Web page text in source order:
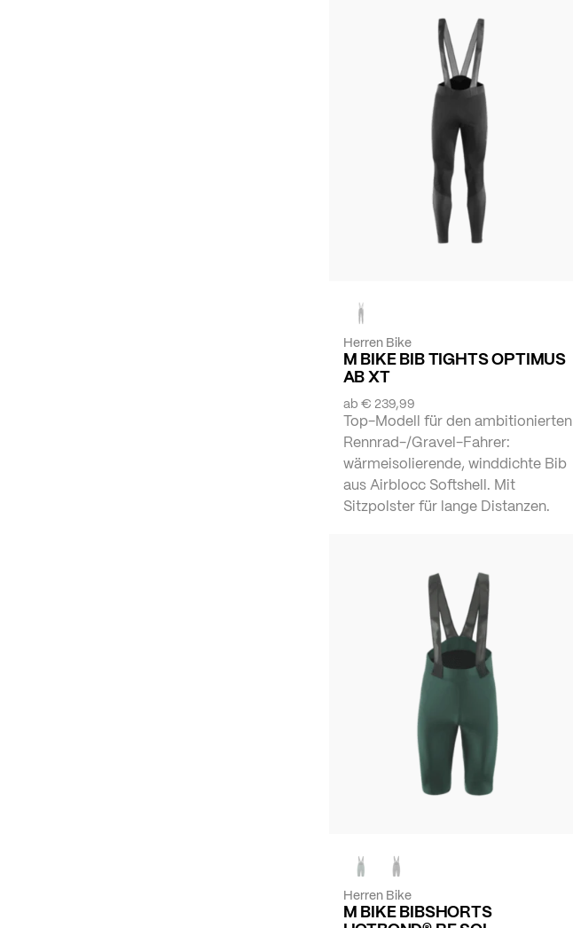
Herren Bike
M BIKE BIB TIGHTS OPTIMUS
AB XT
ab€ 239,99
Top-Modell für den ambitionierten
Rennrad-/Gravel-Fahrer:
wärmeisolierende, winddichte Bib
aus Airblocc Softshell. Mit
Sitzpolster für lange Distanzen.
Herren Bike
M BIKE BIBSHORTS